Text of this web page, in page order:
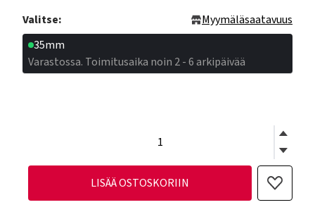
Valitse:
Myymäläsaatavuus
35mm
Varastossa. Toimitusaika noin 2 - 6 arkipäivää
LISÄÄ OSTOSKORIIN